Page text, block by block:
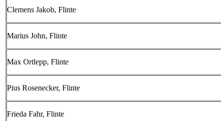
Clemens Jakob, Flinte
Marius John, Flinte
Max Ortlepp, Flinte
Pius Rosenecker, Flinte
Frieda Fahr, Flinte